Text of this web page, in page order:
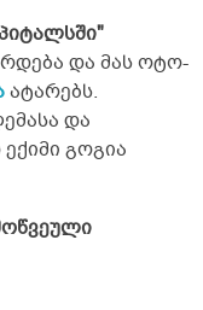
და მას ოტო-
ატარებს.
და
გოგია